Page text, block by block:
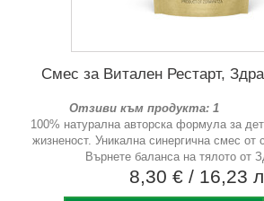
Смес за Витален Рестарт,
Отзиви към продукта: 1
100% натурална авторска формула за
жизненост. Уникална синергична смес от
Върнете баланса на тялото от
8,30 € / 16,23